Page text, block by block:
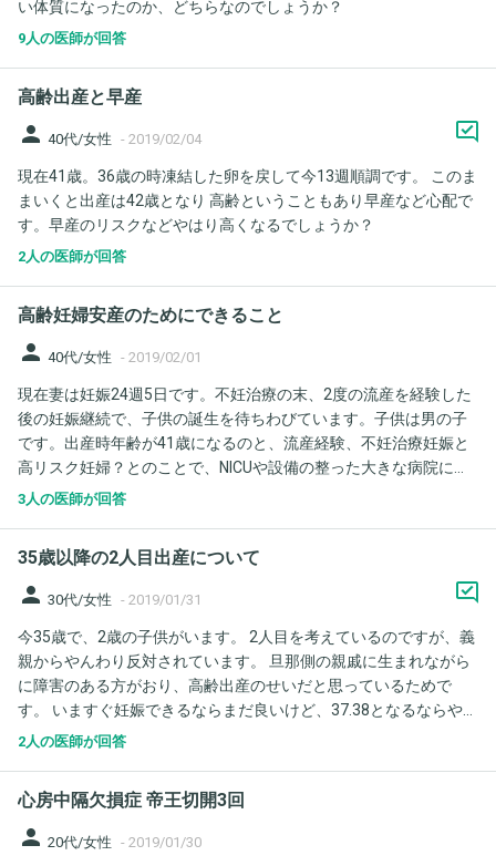
頂きたく思います。 1.糖尿の負荷検査の結果は「見逃し」などな
く正確なものでしょうか。というのも当日途中で血糖値の急な上
ょうか。 2 .検査時～現在の間に糖尿病になり、それが原因で巨大
児になりそうだという可能性もありますでしょうか。先生には尿
れていますが、少し不安です。私自身の体重もかなり増加してい
ますが、こちらの先生には何も言われません。妊娠前46～7kg、
現在34週で60kg(157cm) です。つわりが治らず偏食している自覚
があります(毎日のカロリー摂取は1800～2000前後) よろしくお願
い体質になったのか、どちらなのでしょうか？
9人の医師が回答
高齢出産と早産
person 40代/女性 - 2019/02/04
現在41歳。36歳の時凍結した卵を戻して今13週順調です。 このま
まいくと出産は42歳となり 高齢ということもあり早産など心配で
す。早産のリスクなどやはり高くなるでしょうか？
2人の医師が回答
高齢妊婦安産のためにできること
person 40代/女性 - 2019/02/01
現在妻は妊娠24週5日です。不妊治療の末、2度の流産を経験した
後の妊娠継続で、子供の誕生を待ちわびています。子供は男の子
です。出産時年齢が41歳になるのと、流産経験、不妊治療妊娠と
高リスク妊婦？とのことで、NICUや設備の整った大きな病院に転
院しての出産となります。その病院では原則として自然分娩で、
ますが、何をすればいいでしょうか？運動、食事など総合的なア
ドバイスをお願い致します。 また、安産のために有酸素運動がい
から120を維持する有酸素運動を毎日15分程度させたいと思って
います（傾斜4度なので時速3.5kmほどでこの心拍になると思いま
す）。この有酸素運動はしても大丈夫でしょうか？逆に胎児に悪
影響になるならばやめておきます。 以上、ご回答よろしくお願い
致します。
3人の医師が回答
35歳以降の2人目出産について
person 30代/女性 - 2019/01/31
今35歳で、2歳の子供がいます。 2人目を考えているのですが、義
親からやんわり反対されています。 旦那側の親戚に生まれながら
に障害のある方がおり、高齢出産のせいだと思っているためで
す。 いますぐ妊娠できるならまだ良いけど、37.38となるならやめ
た方がいいと言われます。 もちろん障害の有無は高齢になるほど
り気にしなくていいのではないか」という目安があれば教えて下
さい。 よろしくお願いします。 （ちなみに第一子は妊娠中〜産
2人の医師が回答
心房中隔欠損症 帝王切開3回
person 20代/女性 - 2019/01/30